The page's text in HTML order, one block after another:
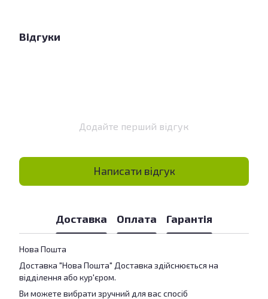
Відгуки
Додайте перший відгук
Написати відгук
Доставка Оплата Гарантія
Нова Пошта
Доставка "Нова Пошта" Доставка здійснюється на
відділення або кур'єром.
Ви можете вибрати зручний для вас спосіб